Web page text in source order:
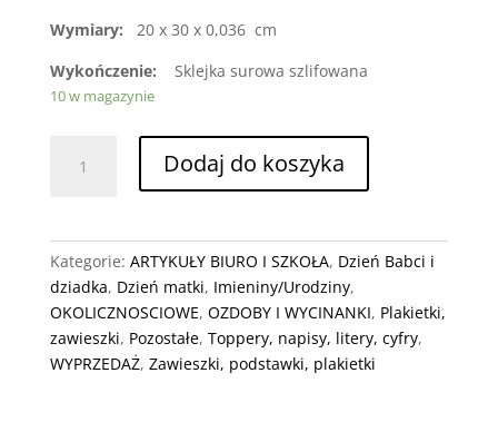
Wymiary:
20 x 30 x 0,036 cm
Wykończenie:
Sklejka surowa szlifowana
10 w magazynie
Podziękowania
Dodaj do koszyka
Kategorie: ARTYKUŁY BIURO I SZKOŁA, Dzień Babci i
dziadka, Dzień matki, Imieniny/Urodziny,
OKOLICZNOSCIOWE, OZDOBY I WYCINANKI, Plakietki,
zawieszki, Pozostałe, Toppery, napisy, litery, cyfry,
WYPRZEDAŻ, Zawieszki, podstawki, plakietki